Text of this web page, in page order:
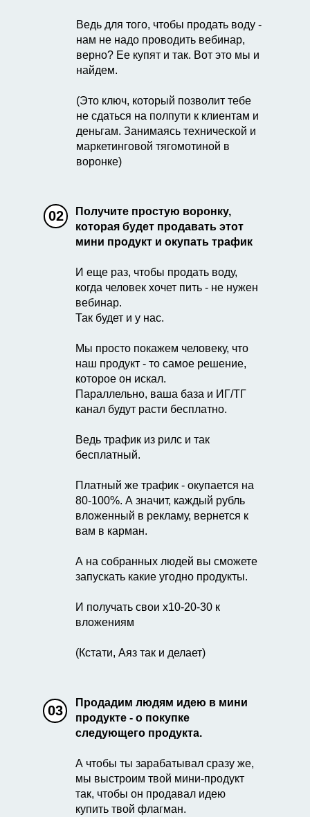
02
03
Ведь для того, чтобы продать воду -
нам не надо проводить вебинар,
верно? Ее купят и так. Вот это мы и
найдем.
(Это ключ, который позволит тебе
не сдаться на полпути к клиентам и
деньгам. Занимаясь технической и
маркетинговой тягомотиной в
воронке)
Получите простую воронку,
которая будет продавать этот
мини продукт и окупать трафик
И еще раз, чтобы продать воду,
когда человек хочет пить - не нужен
вебинар.
Так будет и у нас.
Мы просто покажем человеку, что
наш продукт - то самое решение,
которое он искал.
Параллельно, ваша база и ИГ/ТГ
канал будут расти бесплатно.
Ведь трафик из рилс и так
бесплатный.
Платный же трафик - окупается на
80-100%. А значит, каждый рубль
вложенный в рекламу, вернется к
вам в карман.
А на собранных людей вы сможете
запускать какие угодно продукты.
И получать свои х10-20-30 к
вложениям
(Кстати, Аяз так и делает)
Продадим людям идею в мини
продукте - о покупке
следующего продукта.
А чтобы ты зарабатывал сразу же,
мы выстроим твой мини-продукт
так, чтобы он продавал идею
купить твой флагман.